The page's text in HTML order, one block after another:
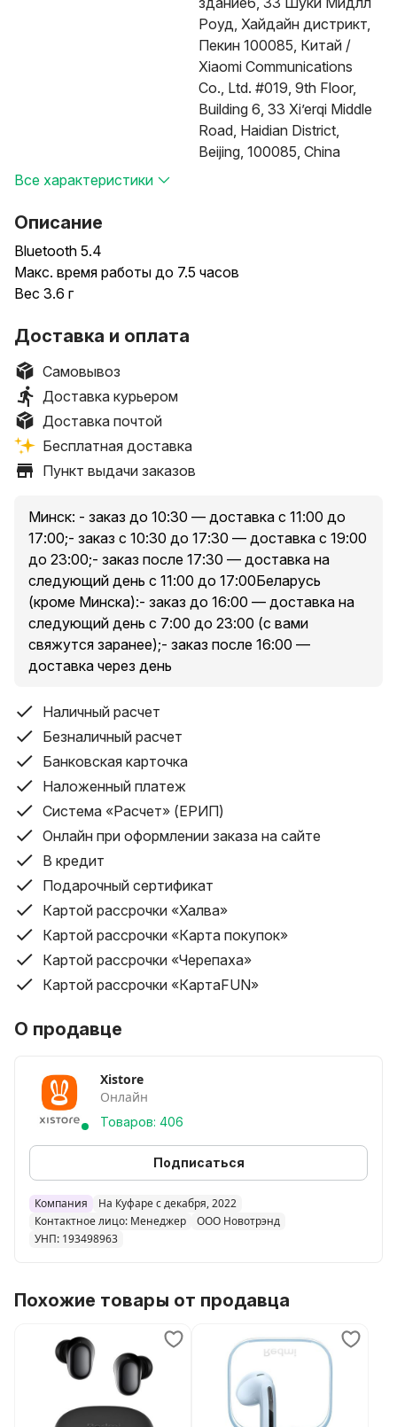
Роуд, Хайдайн дистрикт,
Пекин 100085, Китай /
Xiaomi Communications
Co., Ltd. #019, 9th Floor,
Building 6, 33 Xi’erqi Middle
Road, Haidian District,
Beijing, 100085, China
Все характеристики
Описание
Bluetooth 5.4
Макс. время работы до 7.5 часов
Вес 3.6 г
Доставка и оплата
Самовывоз
Доставка курьером
Доставка почтой
Бесплатная доставка
Пункт выдачи заказов
Минск: - заказ до 10:30 — доставка с 11:00 до
17:00;- заказ с 10:30 до 17:30 — доставка с 19:00
до 23:00;- заказ после 17:30 — доставка на
следующий день с 11:00 до 17:00Беларусь
(кроме Минска):- заказ до 16:00 — доставка на
следующий день с 7:00 до 23:00 (с вами
свяжутся заранее);- заказ после 16:00 —
доставка через день
Наличный расчет
Безналичный расчет
Банковская карточка
Наложенный платеж
Система «Расчет» (ЕРИП)
Онлайн при оформлении заказа на сайте
В кредит
Подарочный сертификат
Картой рассрочки «Халва»
Картой рассрочки «Карта покупок»
Картой рассрочки «Черепаха»
Картой рассрочки «КартаFUN»
О продавце
Xistore
Онлайн
Товаров: 406
Подписаться
Компания
На Куфаре с декабря, 2022
Контактное лицо: Менеджер
ООО Новотрэнд
УНП: 193498963
Похожие товары от продавца